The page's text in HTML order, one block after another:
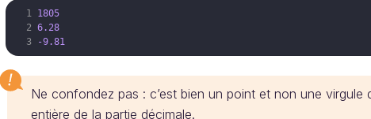
1805
6.28
-9.81
Ne confondez pas : c’est bien un point et non une virgule
entière de la partie décimale.